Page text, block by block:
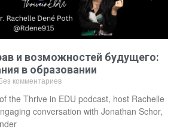
и возможностей будущего:
в образовании
комментариев
the Thrive in EDU podcast, host Rachelle
conversation with Jonathan Schor,